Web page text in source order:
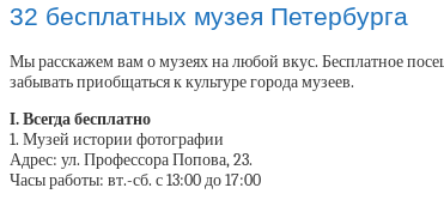
32 бесплатных музея Петербурга
Мы расскажем вам о музеях на любой вкус. Бесплатное
забывать приобщаться к культуре города музеев.
I. Всегда бесплатно
1. Музей истории фотографии
Адрес: ул. Профессора Попова, 23.
Часы работы: вт.-сб. с 13:00 до 17:00